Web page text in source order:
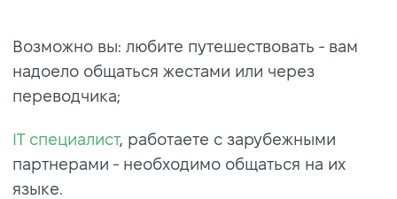
Возможно вы: любите путешествовать - вам
надоело общаться жестами или через
переводчика;
IT специалист, работаете с зарубежными
партнерами - необходимо общаться на их
языке.